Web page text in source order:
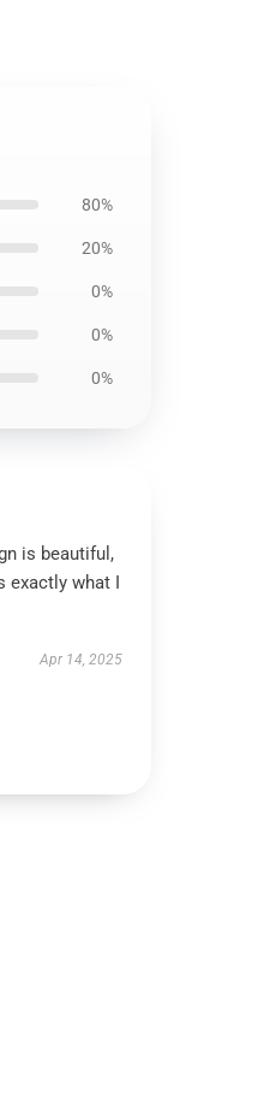
80%
20%
0%
0%
0%
is beautiful,
exactly what I
Apr 14, 2025